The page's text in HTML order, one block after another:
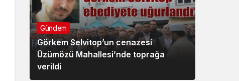
Gündem
Görkem Selvitop’un cenazesi
Üzümözü Mahallesi’nde toprağa
verildi